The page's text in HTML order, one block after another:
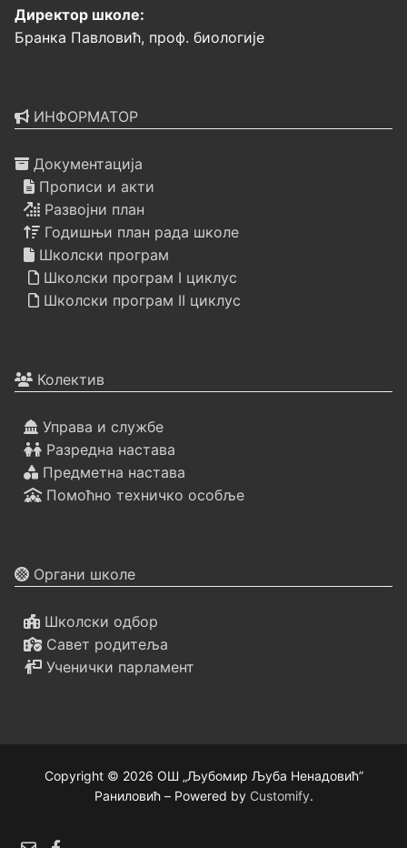
Директор школе:
Бранка Павловић, проф. биологије
ИНФОРМАТОР
Документација
Прописи и акти
Развојни план
Годишњи план рада школе
Школски програм
Школски програм I циклус
Школски програм II циклус
Колектив
Управа и службе
Разредна настава
Предметна настава
Помоћно техничко особље
Органи школе
Школски одбор
Савет родитеља
Ученички парламент
Copyright © 2026 ОШ „Љубомир Љуба Ненадовић”
Раниловић – Powered by Customify.